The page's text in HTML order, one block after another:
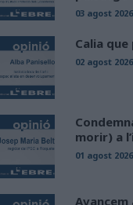
03 agost 2026
Calia
02 agost 2026
morir) a
01 agost 2026